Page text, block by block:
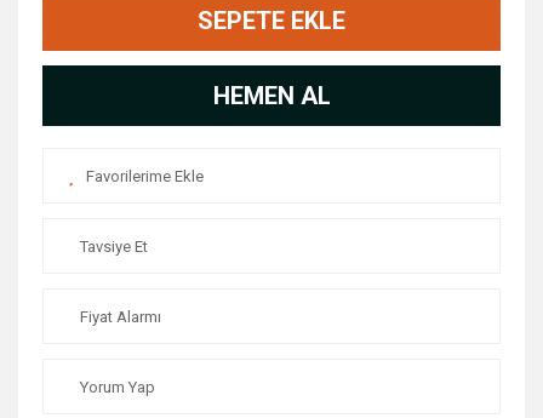
SEPETE EKLE
HEMEN AL
Tavsiye Et
Fiyat Alarmı
Yorum Yap